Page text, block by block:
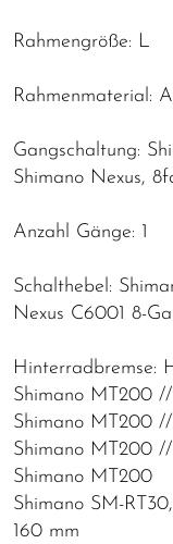
Rahmengröße: L
Rahmenmaterial:
Gangschaltung:
Shimano Nexus,
Anzahl Gänge: 1
Schalthebel:
Nexus C6001 8-
Hinterradbremse:
Shimano MT200
Shimano MT200
Shimano MT200
Shimano MT200
Shimano SM-
160 mm